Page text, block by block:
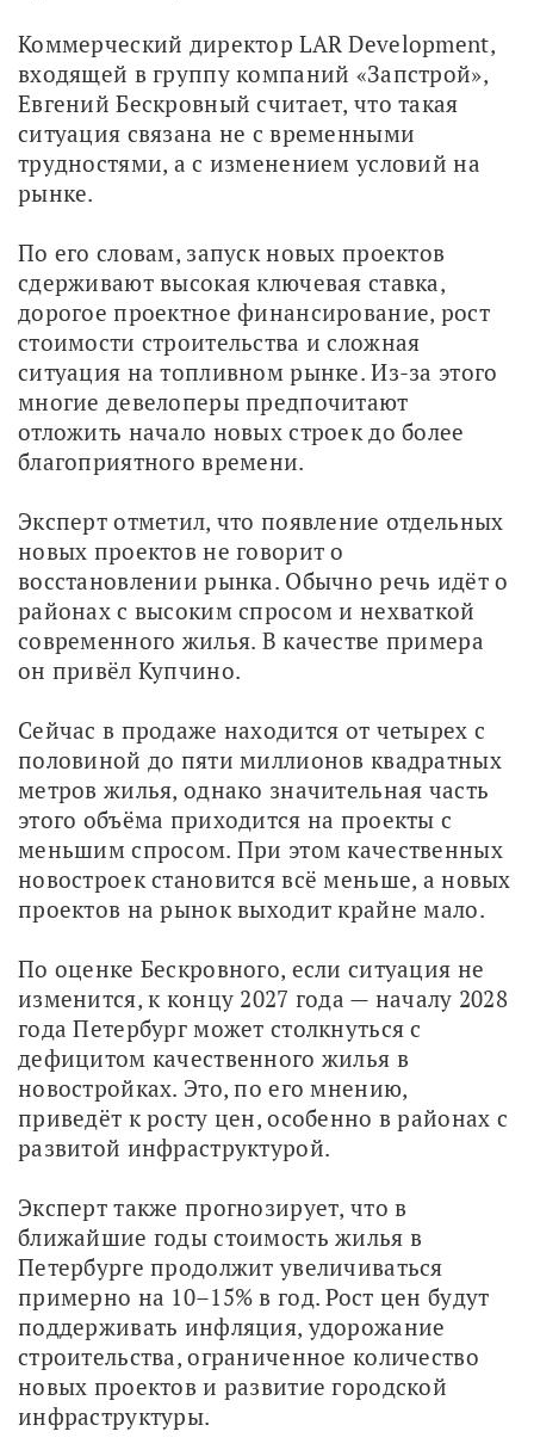
Коммерческий директор LAR Development,
входящей в группу компаний «Запстрой»,
Евгений Бескровный считает, что такая
ситуация связана не с временными
трудностями, а с изменением условий на
рынке.
По его словам, запуск новых проектов
сдерживают высокая ключевая ставка,
дорогое проектное финансирование, рост
стоимости строительства и сложная
ситуация на топливном рынке. Из-за этого
многие девелоперы предпочитают
отложить начало новых строек до более
благоприятного времени.
Эксперт отметил, что появление отдельных
новых проектов не говорит о
восстановлении рынка. Обычно речь идёт о
районах с высоким спросом и нехваткой
современного жилья. В качестве примера
он привёл Купчино.
Сейчас в продаже находится от четырех с
половиной до пяти миллионов квадратных
метров жилья, однако значительная часть
этого объёма приходится на проекты с
меньшим спросом. При этом качественных
новостроек становится всё меньше, а новых
проектов на рынок выходит крайне мало.
По оценке Бескровного, если ситуация не
изменится, к концу 2027 года — началу 2028
года Петербург может столкнуться с
дефицитом качественного жилья в
новостройках. Это, по его мнению,
приведёт к росту цен, особенно в районах с
развитой инфраструктурой.
Эксперт также прогнозирует, что в
ближайшие годы стоимость жилья в
Петербурге продолжит увеличиваться
примерно на 10–15% в год. Рост цен будут
поддерживать инфляция, удорожание
строительства, ограниченное количество
новых проектов и развитие городской
инфраструктуры.